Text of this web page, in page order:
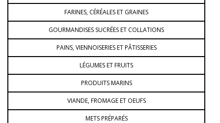
FARINES, CÉRÉALES ET GRAINES
GOURMANDISES SUCRÉES ET COLLATIONS
PAINS, VIENNOISERIES ET PÂTISSERIES
LÉGUMES ET FRUITS
PRODUITS MARINS
VIANDE, FROMAGE ET OEUFS
METS PRÉPARÉS